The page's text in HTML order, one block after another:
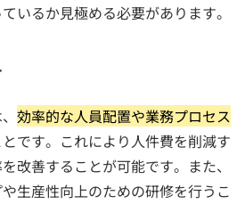
いるか見極める必要があります。
効率的な人員配置や業務プロセス
です。これにより人件費を削減す
改善することが可能です。また、
生産性向上のための研修を行うこ